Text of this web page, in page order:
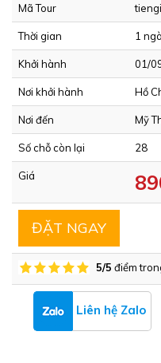
Mã Tour
Thời gian 1
Khởi hành 01/
Nơi khởi hành Hồ
Nơi đến Mỹ
Số chỗ còn lại 28
Giá
ĐẶT NGAY
5/5 điểm
Liên hệ Zalo